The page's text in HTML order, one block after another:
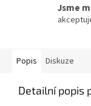
Jsme
Popis Diskuze
Detailní popis